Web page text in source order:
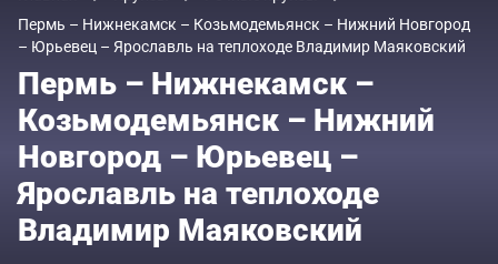
Пермь – Нижнекамск – Козьмодемьянск – Нижний Новгород
– Юрьевец – Ярославль на теплоходе Владимир Маяковский
Пермь – Нижнекамск –
Козьмодемьянск – Нижний
Новгород – Юрьевец –
Ярославль на теплоходе
Владимир Маяковский